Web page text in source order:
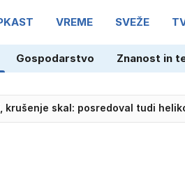
VREME SVEŽE
Gospodarstvo Znanost in
krušenje skal: posredoval tudi